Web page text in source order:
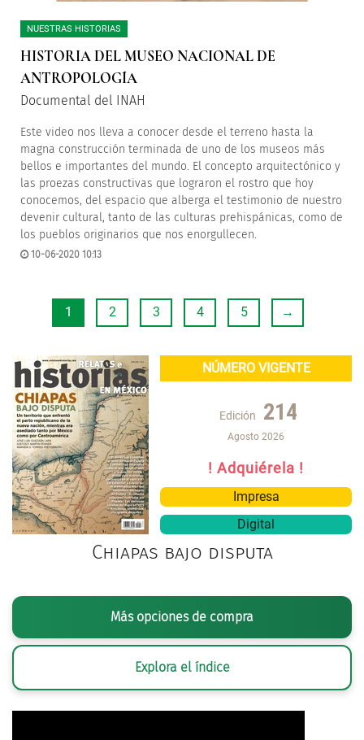
NUESTRAS HISTORIAS
HISTORIA DEL MUSEO NACIONAL DE
ANTROPOLOGÍA
Documental del INAH
Este video nos lleva a conocer desde el terreno hasta la
magna construcción terminada de uno de los museos más
bellos e importantes del mundo. El concepto arquitectónico y
las proezas constructivas que lograron el rostro que hoy
conocemos, del espacio que alberga el testimonio de nuestro
devenir cultural, tanto de las culturas prehispánicas, como de
los pueblos originarios que nos enorgullecen.
10-06-2020 10:13
1 2 3 4 5 →
NÚMERO VIGENTE
Edición 214
Agosto 2026
! Adquiérela !
Impresa
Digital
Chiapas bajo disputa
Más opciones de compra
Explora el índice